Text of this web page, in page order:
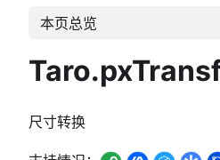
本页总览
尺寸转换